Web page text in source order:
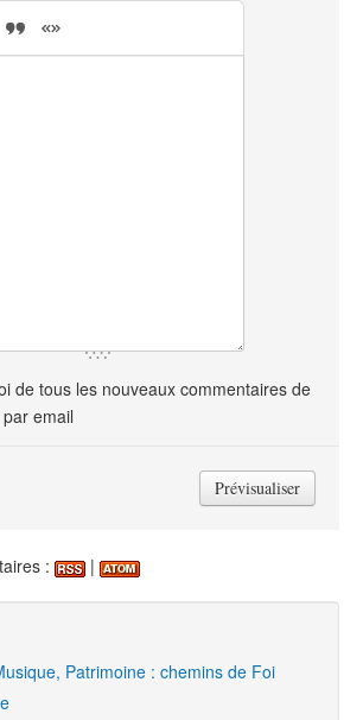
de tous les nouveaux commentaires de
email
: |
Patrimoine : chemins de Foi